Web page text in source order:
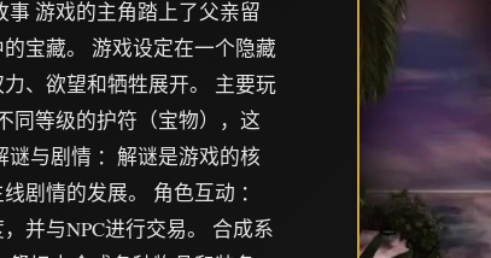
游戏的主角踏上了父亲留
宝藏。 游戏设定在一个隐藏
、欲望和牺牲展开。 主要玩
同等级的护符（宝物），这
与剧情 ：解谜是游戏的核
剧情的发展。 角色互动 ：
并与NPC进行交易。 合成系